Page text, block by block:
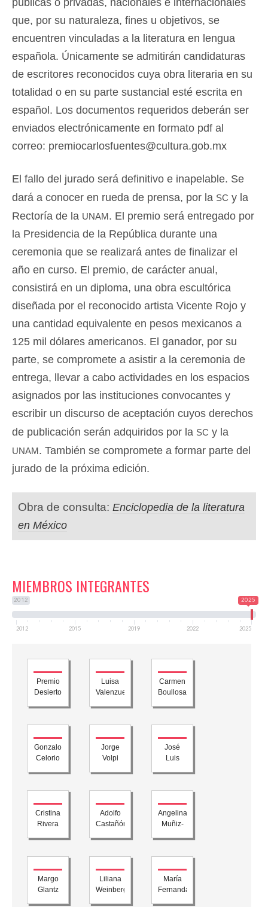
que, por su naturaleza, fines u objetivos, se
encuentren vinculadas a la literatura en lengua
española. Únicamente se admitirán candidaturas
de escritores reconocidos cuya obra literaria en su
totalidad o en su parte sustancial esté escrita en
español. Los documentos requeridos deberán ser
enviados electrónicamente en formato pdf al
correo: premiocarlosfuentes@cultura.gob.mx
El fallo del jurado será definitivo e inapelable. Se
dará a conocer en rueda de prensa, por la sc y la
Rectoría de la unam. El premio será entregado por
la Presidencia de la República durante una
ceremonia que se realizará antes de finalizar el
año en curso. El premio, de carácter anual,
consistirá en un diploma, una obra escultórica
diseñada por el reconocido artista Vicente Rojo y
una cantidad equivalente en pesos mexicanos a
125 mil dólares americanos. El ganador, por su
parte, se compromete a asistir a la ceremonia de
entrega, llevar a cabo actividades en los espacios
asignados por las instituciones convocantes y
escribir un discurso de aceptación cuyos derechos
de publicación serán adquiridos por la sc y la
unam. También se compromete a formar parte del
jurado de la próxima edición.
Obra de consulta: Enciclopedia de la literatura
en México
MIEMBROS INTEGRANTES
2012 2025
2012 2015 2019 2022 2025
Premio
Desierto
Luisa
Valenzuela
Carmen
Boullosa
Gonzalo
Celorio
Jorge
Volpi
José
Luis
Cristina
Rivera
Adolfo
Castañón
Angelina
Muñiz-
Margo
Glantz
Liliana
Weinberg
María
Fernanda